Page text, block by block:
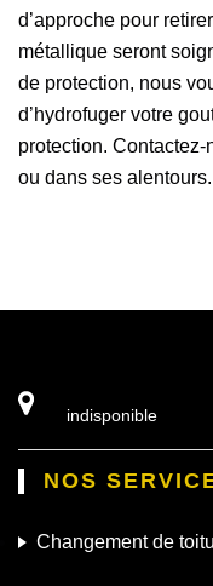
d’approche pour
métallique seront
de protection, nous
d’hydrofuger votre
protection.
ou dans ses alentours.
indisponible
NOS
Changement de